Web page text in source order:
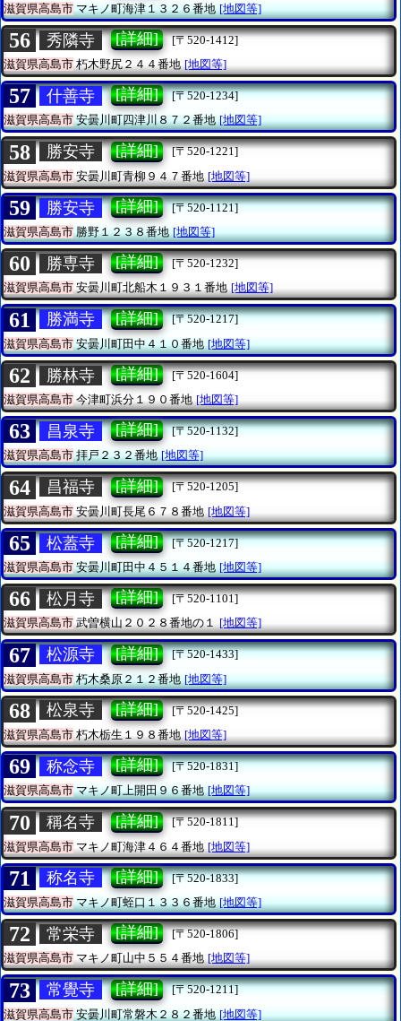
滋賀県高島市マキノ町海津１３２６番地 [地図等]
56 秀隣寺 [詳細]
[〒520-1412]
滋賀県高島市朽木野尻２４４番地 [地図等]
57 什善寺 [詳細]
[〒520-1234]
滋賀県高島市安曇川町四津川８７２番地 [地図等]
58 勝安寺 [詳細]
[〒520-1221]
滋賀県高島市 安曇川町青柳９４７番地 [地図等]
59 勝安寺 [詳細]
[〒520-1121]
滋賀県高島市勝野１２３８番地 [地図等]
60 勝専寺 [詳細]
[〒520-1232]
滋賀県高島市安曇川町北船木１９３１番地 [地図等]
61 勝満寺 [詳細]
[〒520-1217]
滋賀県高島市安曇川町田中４１０番地 [地図等]
62 勝林寺 [詳細]
[〒520-1604]
滋賀県高島市今津町浜分１９０番地 [地図等]
63 昌泉寺 [詳細]
[〒520-1132]
滋賀県高島市拝戸２３２番地 [地図等]
64 昌福寺 [詳細]
[〒520-1205]
滋賀県高島市 安曇川町長尾６７８番地 [地図等]
65 松蓋寺 [詳細]
[〒520-1217]
滋賀県高島市安曇川町田中４５１４番地 [地図等]
66 松月寺 [詳細]
[〒520-1101]
滋賀県高島市武曽横山２０２８番地の１ [地図等]
67 松源寺 [詳細]
[〒520-1433]
滋賀県高島市朽木桑原２１２番地 [地図等]
68 松泉寺 [詳細]
[〒520-1425]
滋賀県高島市 朽木栃生１９８番地 [地図等]
69 称念寺 [詳細]
[〒520-1831]
滋賀県高島市マキノ町上開田９６番地 [地図等]
70 稱名寺 [詳細]
[〒520-1811]
滋賀県高島市 マキノ町海津４６４番地 [地図等]
71 称名寺 [詳細]
[〒520-1833]
滋賀県高島市マキノ町蛭口１３３６番地 [地図等]
72 常栄寺 [詳細]
[〒520-1806]
滋賀県高島市マキノ町山中５５４番地 [地図等]
73 常覺寺 [詳細]
[〒520-1211]
滋賀県高島市安曇川町常磐木２８２番地 [地図等]